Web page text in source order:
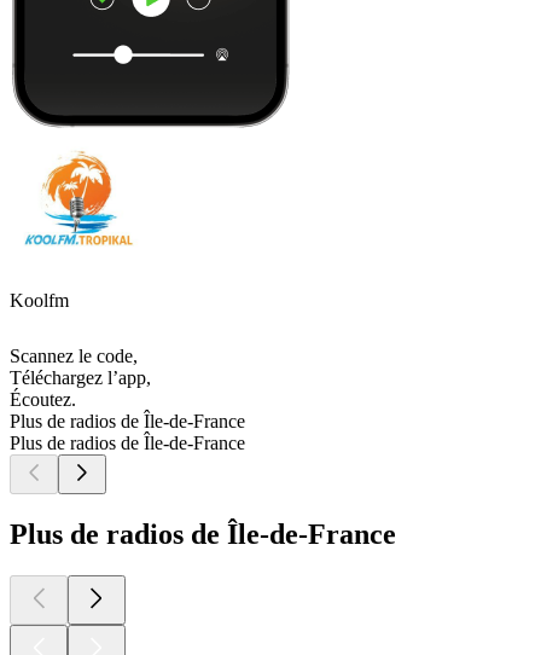
Koolfm
Scannez le code,
Téléchargez l’app,
Écoutez.
Plus de radios de Île-de-France
Plus de radios de Île-de-France
Plus de radios de Île-de-France